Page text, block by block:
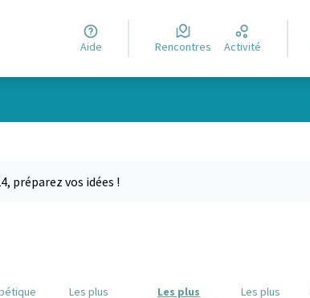
Aide Rencontres Activité
préparez vos idées !
Les plus
Les plus
Les plus